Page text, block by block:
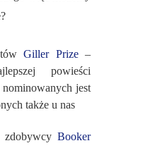
Giller Prize–
powieści
jest
także u nas
zdobywcy Booker